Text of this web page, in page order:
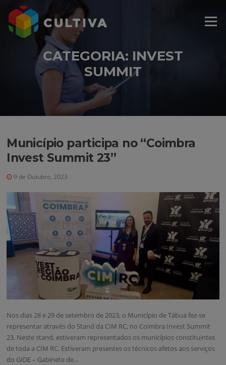
para
conteúdo
Menu
CATEGORIA: INVEST
SUMMIT
Município participa no “Coimbra
Invest Summit 23”
9 de Outubro, 2023
Nos dias 28 e 29 de setembro de 2023, o Município de Tábua fez-se
representar através do Stand da CIM RC, no Coimbra Invest Summit
23. Neste stand, estiveram representados os municípios constituintes
de toda a CIM RC. Estiveram presentes os técnicos afetos aos serviços
do GIDE – Gabinete de…